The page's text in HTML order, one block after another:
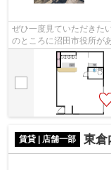
ぜひ一度見ていただきた
のところに沼田市役所が
お問い合わせください。
賃貸 | 店舗一部 東倉